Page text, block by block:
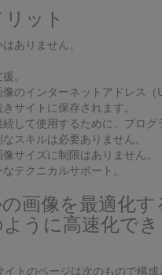
ット
ありません。
。
のインターネットアドレス（
サイトに保存されます。
して使用するために、プログ
スキルは必要ありません。
サイズに制限はありません。
テクニカルサポート。
画像を最適化す
うに高速化でき
トのページは次のもので構成